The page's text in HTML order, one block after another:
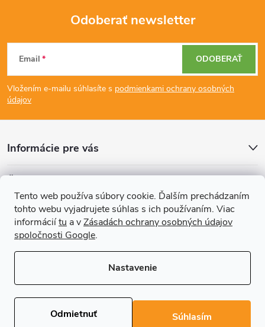
Tento web používa súbory cookie. Ďalším prechádzaním
tohto webu vyjadrujete súhlas s ich používaním. Viac
informáciítu a vZásadách ochrany osobných údajov
spoločnosti Google.
Nastavenie
Odmietnuť Súhlasím
Z
á
p
ä
t
Odoberať newsletter
Email
Vložením e-mailu súhlasíte s podmienkami ochrany osobných
údajov
ODOBERAŤ
Informácie pre vás
Prijímame online platby
Copyright 2026REGALS.sk. Všetky práva vyhradené.Upraviť nastavenie
cookies